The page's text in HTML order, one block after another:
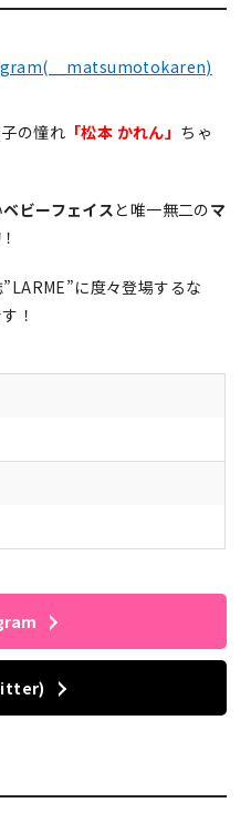
の憧れ「松本 かれん」 ちゃ
ベビーフェイスと唯一無二のマ
に度々登場するな
！